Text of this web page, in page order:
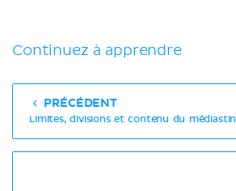
Continuez à apprendre
PRÉCÉDENT
Limites, divisions et contenu du médiastin